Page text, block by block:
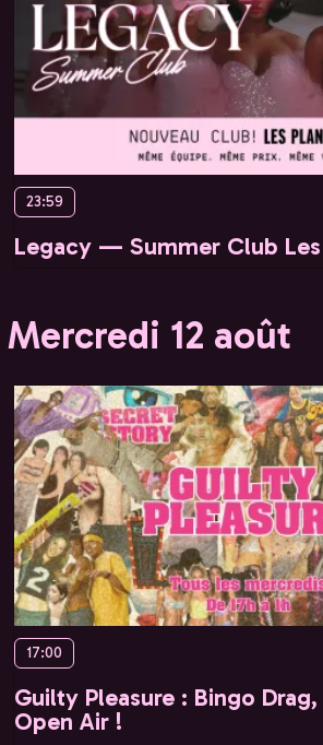
23:59
Legacy — Summer Club Les
Mercredi 12 août
17:00
Guilty Pleasure : Bingo Drag,
Open Air !